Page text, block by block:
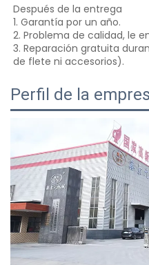
Después de la entrega
1. Garantía por un año.
2. Problema de calidad, le
3. Reparación gratuita
de flete ni accesorios).
Perfil de la